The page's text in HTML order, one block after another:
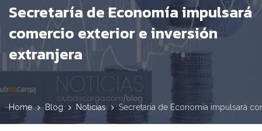
Secretaría de Economía impulsará
comercio exterior e inversión
extranjera
Home Blog Noticias Secretaría de Economía impulsará